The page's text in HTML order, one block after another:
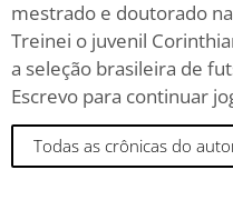
mestrado e doutorado
Treinei o juvenil
a seleção brasileira de
Escrevo para continuar
Todas as crônicas do